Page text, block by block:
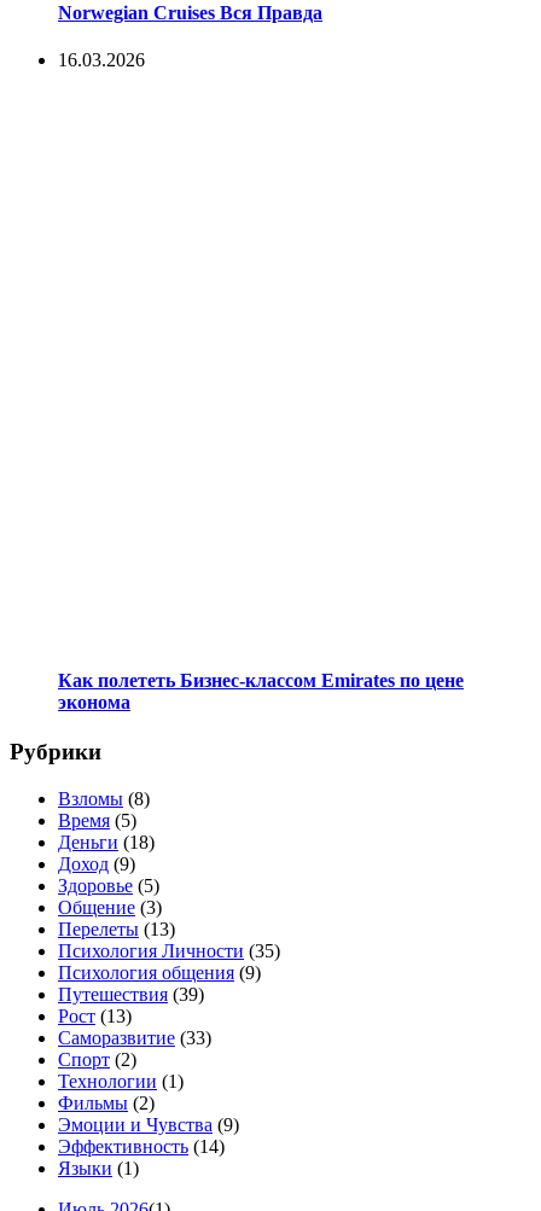
Norwegian Cruises Вся Правда
16.03.2026
Как полететь Бизнес-классом Emirates по цене
эконома
Рубрики
Взломы (8)
Время (5)
Деньги (18)
Доход (9)
Здоровье (5)
Общение (3)
Перелеты (13)
Психология Личности (35)
Психология общения (9)
Путешествия (39)
Рост (13)
Саморазвитие (33)
Спорт (2)
Технологии (1)
Фильмы (2)
Эмоции и Чувства (9)
Эффективность (14)
Языки (1)